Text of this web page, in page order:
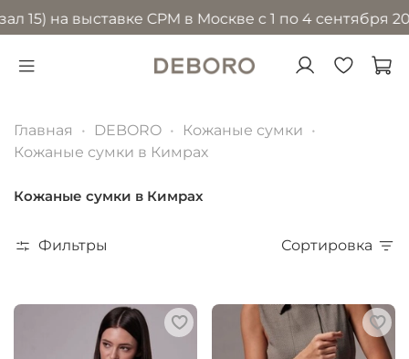
выставке CPM в Москве с 1 по 4 сентября 2026
Главная DEBORO
Кожаные сумки
Кожаные сумки в Кимрах
Кожаные сумки в Кимрах
Фильтры Сортировка